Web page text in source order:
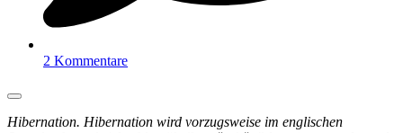
2 Kommentare
Hibernation. Hibernation wird vorzugsweise im englischen